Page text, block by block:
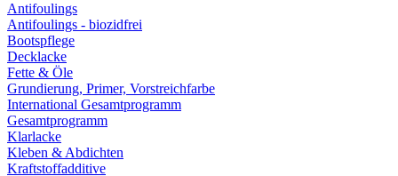
Antifoulings
Antifoulings - biozidfrei
Bootspflege
Decklacke
Fette & Öle
Grundierung, Primer, Vorstreichfarbe
International Gesamtprogramm
Gesamtprogramm
Klarlacke
Kleben & Abdichten
Kraftstoffadditive